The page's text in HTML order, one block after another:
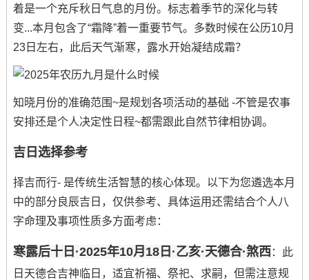
着是一个充斥秋日气息的月份。标志着季节的深化与转
变...本月包含了“霜降”着一重要节气。多数时候在公历10月
23日左右，此后天气渐寒，露水开始凝结成霜？
知晓月份的准确范围~是规划各项活动的基础 -不管是农事
安排还是个人决定性日程~都需跟此自然节律相协调。
吉日选择参考
择吉而行- 是传统生活智慧的核心体现。以下为您遴选本月
中的部分良辰吉日，仅供参考、具体运用还需结合个人八
字命理及事项性质多方面考虑：
寒露后十日·2025年10月18日·乙亥·天德合·煞西 ：此
日天德合吉神临日，适宜祈福、祭祀、求嗣，但需注意规